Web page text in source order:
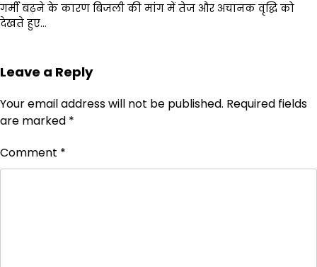
गर्मी बढ़ने के कारण बिजली की मांग में तेज और अचानक वृद्धि को
देखते हुए…
Leave a Reply
Your email address will not be published. Required fields
are marked *
Comment *